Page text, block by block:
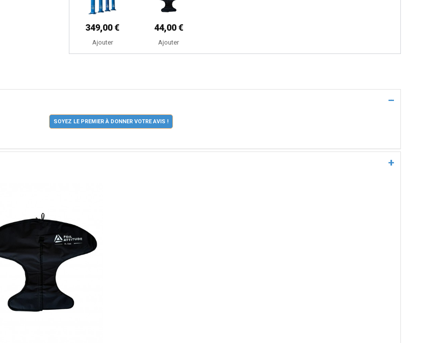
349,00 €
Ajouter
44,00 €
Ajouter
SOYEZ LE PREMIER À DONNER VOTRE AVIS !